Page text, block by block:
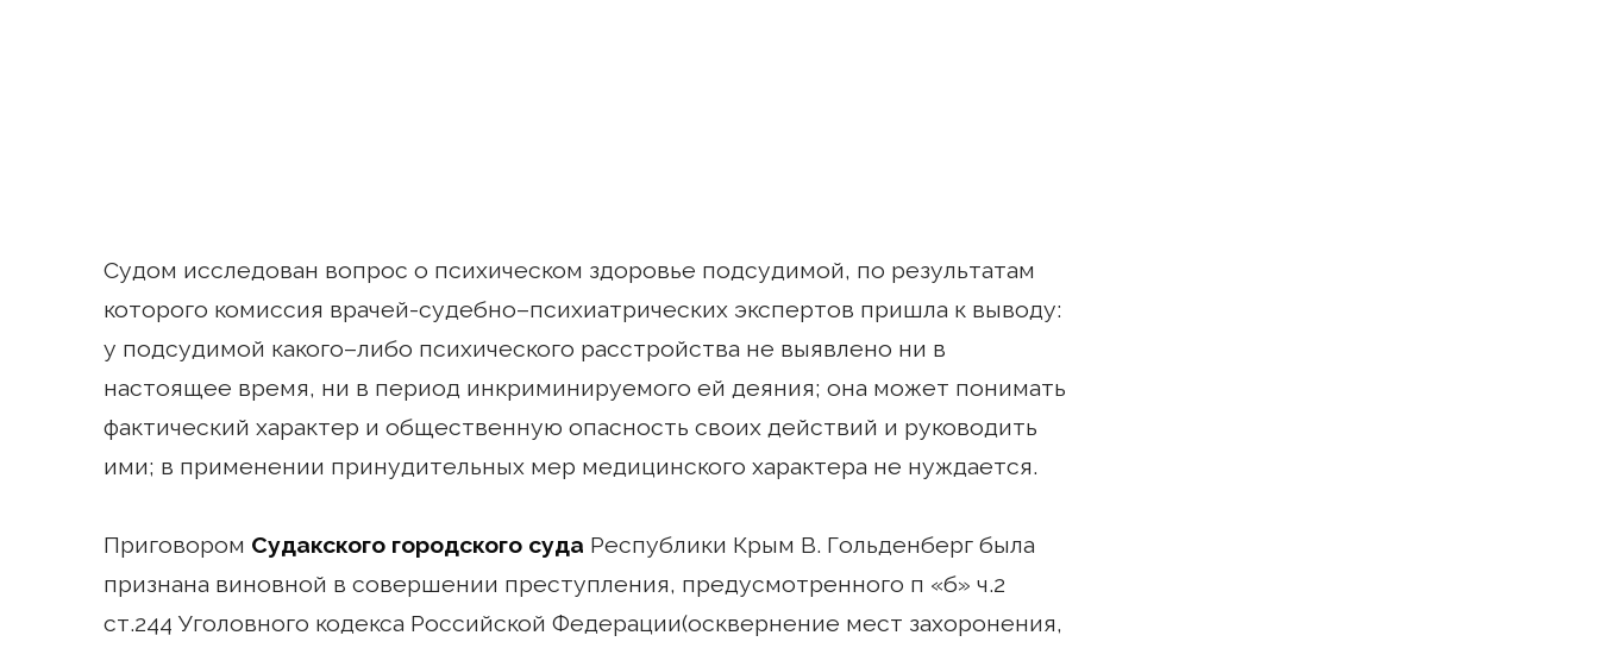
Судом исследован вопрос о психическом здоровье подсудимой, по результатам
которого комиссия врачей-судебно–психиатрических экспертов пришла к выводу:
у подсудимой какого–либо психического расстройства не выявлено ни в
настоящее время, ни в период инкриминируемого ей деяния; она может понимать
фактический характер и общественную опасность своих действий и руководить
ими; в применении принудительных мер медицинского характера не нуждается.
Приговором Судакского городского суда Республики Крым В. Гольденберг была
признана виновной в совершении преступления, предусмотренного п «б» ч.2
ст.244 Уголовного кодекса Российской Федерации(осквернение мест захоронения,